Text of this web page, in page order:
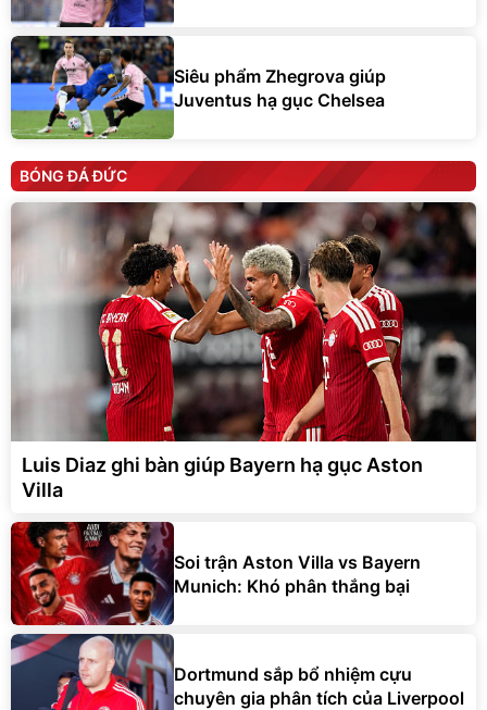
Siêu phẩm Zhegrova giúp
Juventus hạ gục Chelsea
BÓNG ĐÁ ĐỨC
Luis Diaz ghi bàn giúp Bayern hạ gục Aston
Villa
Soi trận Aston Villa vs Bayern
Munich: Khó phân thắng bại
Dortmund sắp bổ nhiệm cựu
chuyên gia phân tích của Liverpool